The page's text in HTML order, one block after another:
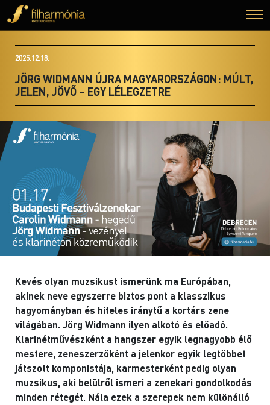
2025.12.18.
JÖRG WIDMANN ÚJRA MAGYARORSZÁGON: MÚLT,
JELEN, JÖVŐ – EGY LÉLEGZETRE
Kevés olyan muzsikust ismerünk ma Európában,
akinek neve egyszerre biztos pont a klasszikus
hagyományban és hiteles iránytű a kortárs zene
világában. Jörg Widmann ilyen alkotó és előadó.
Klarinétművészként a hangszer egyik legnagyobb élő
mestere, zeneszerzőként a jelenkor egyik legtöbbet
játszott komponistája, karmesterként pedig olyan
muzsikus, aki belülről ismeri a zenekari gondolkodás
minden rétegét. Nála ezek a szerepek nem különálló